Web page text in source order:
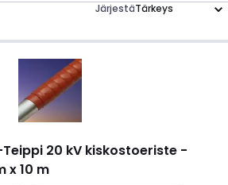
Järjestä
Teippi 20 kV kiskostoeriste -
x 10 m